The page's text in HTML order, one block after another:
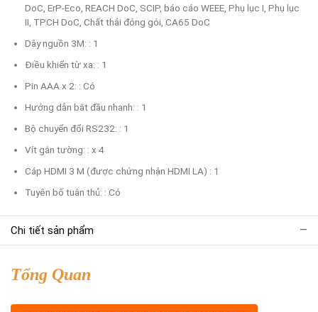
DoC, ErP-Eco, REACH DoC, SCIP, báo cáo WEEE, Phụ lục I, Phụ lục
II, TPCH DoC, Chất thải đóng gói, CA65 DoC
Dây nguồn 3M: : 1
Điều khiển từ xa: : 1
Pin AAA x 2: : Có
Hướng dẫn bắt đầu nhanh: : 1
Bộ chuyển đổi RS232: : 1
Vít gắn tường: : x 4
Cáp HDMI 3 M (được chứng nhận HDMI LA) : 1
Tuyên bố tuân thủ: : Có
Chi tiết sản phẩm
Tổng Quan